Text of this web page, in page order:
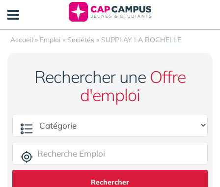
Accueil » Emploi » Sociétés » SUPPLAY LA ROCHELLE
Rechercher une Offre
d'emploi
Rechercher
Panneau de gestion des cookies